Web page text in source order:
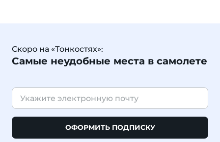
Скоро на «Тонкостях»:
Самые неудобные места в самолете
ОФОРМИТЬ ПОДПИСКУ